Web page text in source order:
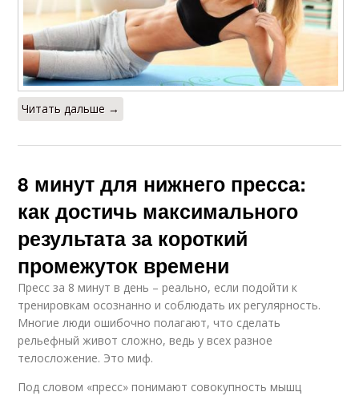
Читать дальше →
8 минут для нижнего пресса:
как достичь максимального
результата за короткий
промежуток времени
Пресс за 8 минут в день – реально, если подойти к
тренировкам осознанно и соблюдать их регулярность.
Многие люди ошибочно полагают, что сделать
рельефный живот сложно, ведь у всех разное
телосложение. Это миф.
Под словом «пресс» понимают совокупность мышц